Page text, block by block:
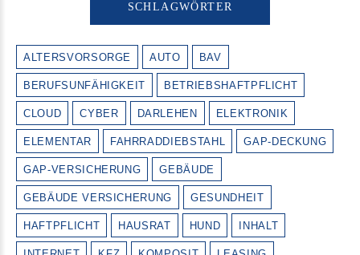
SCHLAGWÖRTER
ALTERSVORSORGE AUTO BAV
BERUFSUNFÄHIGKEIT BETRIEBSHAFTPFLICHT
CLOUD CYBER DARLEHEN ELEKTRONIK
ELEMENTAR FAHRRADDIEBSTAHL GAP-DECKUNG
GAP-VERSICHERUNG GEBÄUDE
GEBÄUDE VERSICHERUNG GESUNDHEIT
HAFTPFLICHT HAUSRAT HUND INHALT